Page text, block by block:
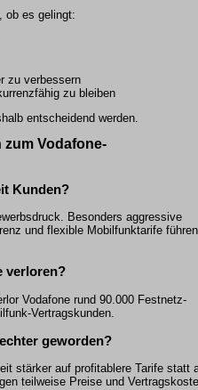
ob es gelingt:
zu verbessern
zu bleiben
entscheidend werden.
zum Vodafone-
Kunden?
Besonders aggressive
und flexible Mobilfunktarife
verloren?
Vodafone rund 90.000 Festnetz-
Vertragskunden.
geworden?
stärker auf profitablere Tarife statt
teilweise Preise und